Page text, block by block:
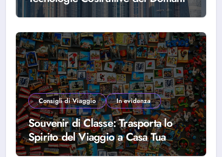
Consigli di Viaggio In evidenza
Souvenir di Classe: Trasporta lo
Spirito del Viaggio a Casa Tua